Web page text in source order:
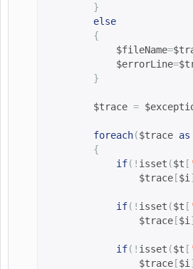
}
else
{
$fileName=
$errorLine=
}
$trace =
foreach($trace as
{
if(! isset ($t [
$trace [$i
if(! isset ($t [
$trace [$i
if(! isset ($t [
$trace [$i